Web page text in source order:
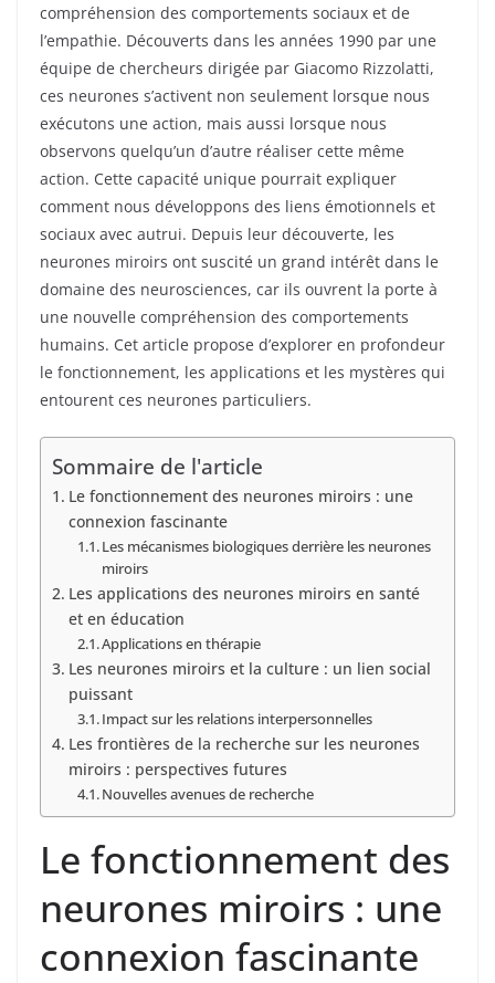
compréhension des comportements sociaux et de
l’empathie. Découverts dans les années 1990 par une
équipe de chercheurs dirigée par Giacomo Rizzolatti,
ces neurones s’activent non seulement lorsque nous
exécutons une action, mais aussi lorsque nous
observons quelqu’un d’autre réaliser cette même
action. Cette capacité unique pourrait expliquer
comment nous développons des liens émotionnels et
sociaux avec autrui. Depuis leur découverte, les
neurones miroirs ont suscité un grand intérêt dans le
domaine des neurosciences, car ils ouvrent la porte à
une nouvelle compréhension des comportements
humains. Cet article propose d’explorer en profondeur
le fonctionnement, les applications et les mystères qui
entourent ces neurones particuliers.
Sommaire de l'article
Le fonctionnement des neurones miroirs : une
connexion fascinante
Les mécanismes biologiques derrière les neurones
miroirs
Les applications des neurones miroirs en santé
et en éducation
Applications en thérapie
Les neurones miroirs et la culture : un lien social
puissant
Impact sur les relations interpersonnelles
Les frontières de la recherche sur les neurones
miroirs : perspectives futures
Nouvelles avenues de recherche
Le fonctionnement des
neurones miroirs : une
connexion fascinante